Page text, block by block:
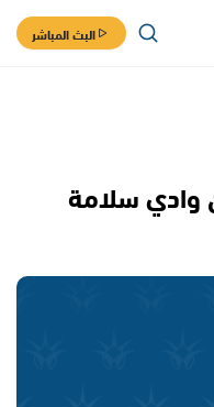
البث المباشر
وادي سلامة